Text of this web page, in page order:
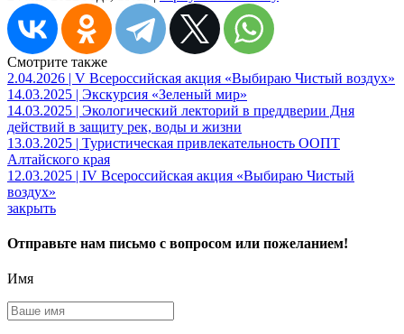
Смотрите также
2.04.2026 | V Всероссийская акция «Выбираю Чистый воздух»
14.03.2025 | Экскурсия «Зеленый мир»
14.03.2025 | Экологический лекторий в преддверии Дня
действий в защиту рек, воды и жизни
13.03.2025 | Туристическая привлекательность ООПТ
Алтайского края
12.03.2025 | IV Всероссийская акция «Выбираю Чистый
воздух»
закрыть
Отправьте нам письмо с вопросом или пожеланием!
Имя